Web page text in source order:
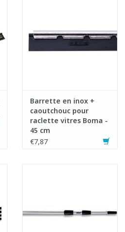
Barrette en inox +
caoutchouc pour
raclette vitres Boma -
45 cm
€7,87